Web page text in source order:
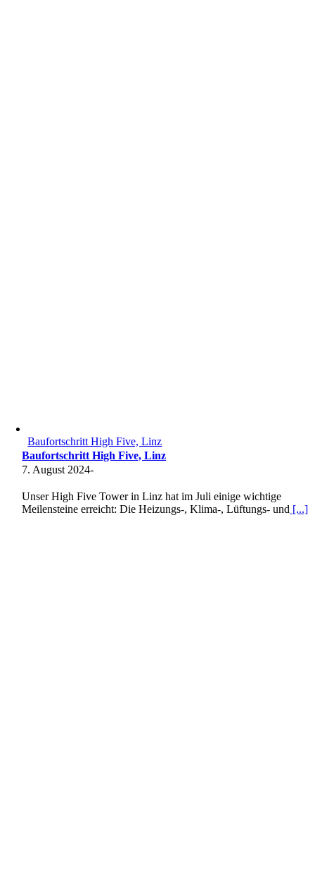
Baufortschritt High Five, Linz
Baufortschritt High Five, Linz
7. August 2024-
Unser High Five Tower in Linz hat im Juli einige wichtige
Meilensteine erreicht: Die Heizungs-, Klima-, Lüftungs- und [...]